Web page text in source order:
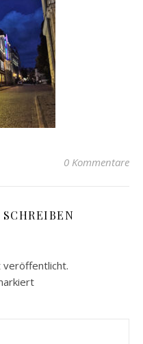
0 Kommentare
veröffentlicht.